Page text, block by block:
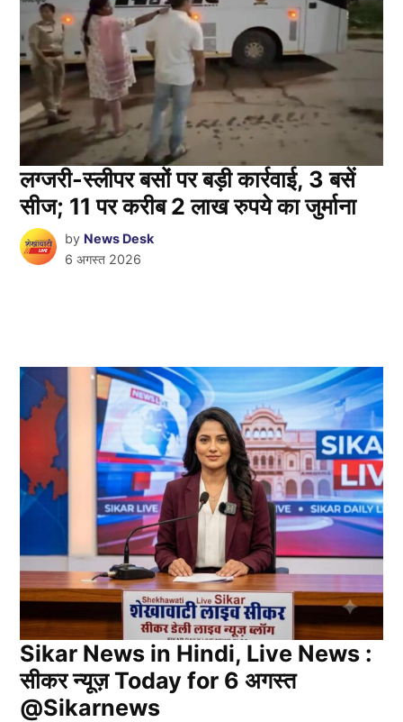
लग्जरी-स्लीपर बसों पर बड़ी कार्रवाई, 3 बसें
सीज; 11 पर करीब 2 लाख रुपये का जुर्माना
by News Desk
6 अगस्त 2026
Sikar News in Hindi, Live News :
सीकर न्यूज़ Today for 6 अगस्त
@Sikarnews